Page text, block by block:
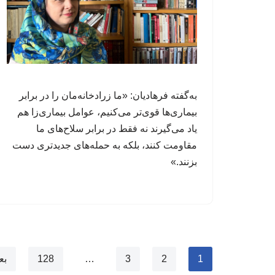
به‌گفته فرهادیان: «ما زرادخانه‌مان را در برابر
بیماری‌ها قوی‌تر می‌کنیم، عوامل‌ بیماری‌زا هم
یاد می‌گیرند نه فقط در برابر سلاح‌های ما
مقاومت کنند، بلکه به حمله‌های جدیدتری دست
بزنند.»
1
2
3
…
128